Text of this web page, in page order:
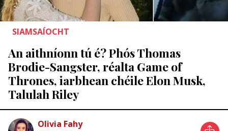
SIAMSAÍOCHT
An aithníonn tú é? Phós Thomas
Brodie-Sangster, réalta Game of
Thrones, iarbhean chéile Elon Musk,
Talulah Riley
Olivia Fahy